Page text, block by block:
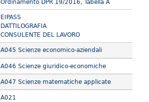
Ordinamento DPR 19/2016, Tabella A
EIPASS
DATTILOGRAFIA
CONSULENTE DEL LAVORO
A045 Scienze economico-aziendali
A046 Scienze giuridico-economiche
A047 Scienze matematiche applicate
A021